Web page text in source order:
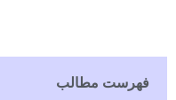
فهرست مطالب